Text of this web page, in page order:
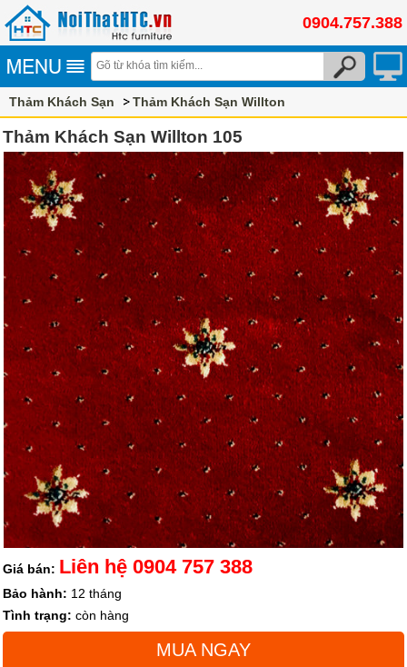
0904.757.388
Thảm Khách Sạn Thảm Khách Sạn Willton
Thảm Khách Sạn Willton 105
Giá bán: Liên hệ 0904 757 388
Bảo hành: 12 tháng
Tình trạng: còn hàng
MUA NGAY